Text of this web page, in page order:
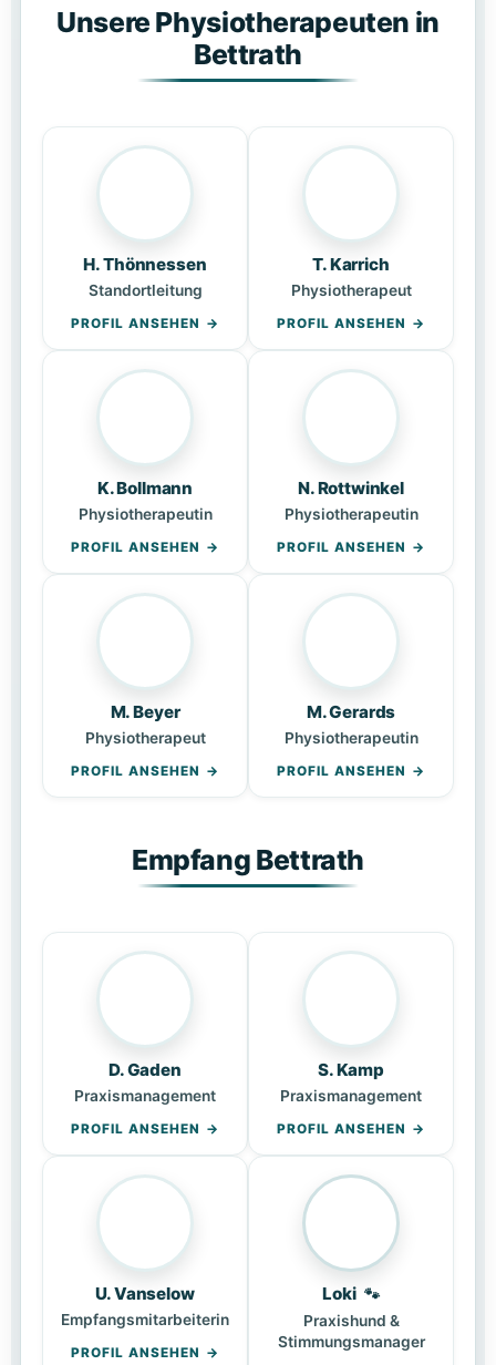
Unsere Physiotherapeuten in
Bettrath
H. Thönnessen
Standortleitung
PROFIL ANSEHEN
T. Karrich
Physiotherapeut
PROFIL ANSEHEN
K. Bollmann
Physiotherapeutin
PROFIL ANSEHEN
N. Rottwinkel
Physiotherapeutin
PROFIL ANSEHEN
M. Beyer
Physiotherapeut
PROFIL ANSEHEN
M. Gerards
Physiotherapeutin
PROFIL ANSEHEN
Empfang Bettrath
D. Gaden
Praxismanagement
PROFIL ANSEHEN
S. Kamp
Praxismanagement
PROFIL ANSEHEN
U. Vanselow
Empfangsmitarbeiterin
PROFIL ANSEHEN
Loki 🐾
Praxishund &
Stimmungsmanager